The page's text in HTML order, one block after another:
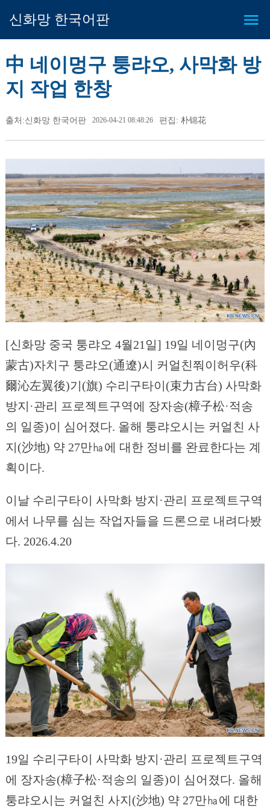
신화망 한국어판
中 네이멍구 퉁랴오, 사막화 방
지 작업 한창
출처:신화망 한국어판 2026-04-21 08:48:26 편집: 朴锦花
[신화망 중국 퉁랴오 4월21일] 19일 네이멍구(內
蒙古)자치구 퉁랴오(通遼)시 커얼친쭤이허우(科
爾沁左翼後)기(旗) 수리구타이(束力古台) 사막화
방지·관리 프로젝트구역에 장자송(樟子松·적송
의 일종)이 심어졌다. 올해 퉁랴오시는 커얼친 사
지(沙地) 약 27만㏊에 대한 정비를 완료한다는 계
획이다.
이날 수리구타이 사막화 방지·관리 프로젝트구역
에서 나무를 심는 작업자들을 드론으로 내려다봤
다. 2026.4.20
19일 수리구타이 사막화 방지·관리 프로젝트구역
에 장자송(樟子松·적송의 일종)이 심어졌다. 올해
퉁랴오시는 커얼친 사지(沙地) 약 27만㏊에 대한